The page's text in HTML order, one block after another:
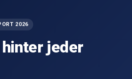
2026
hinter jeder